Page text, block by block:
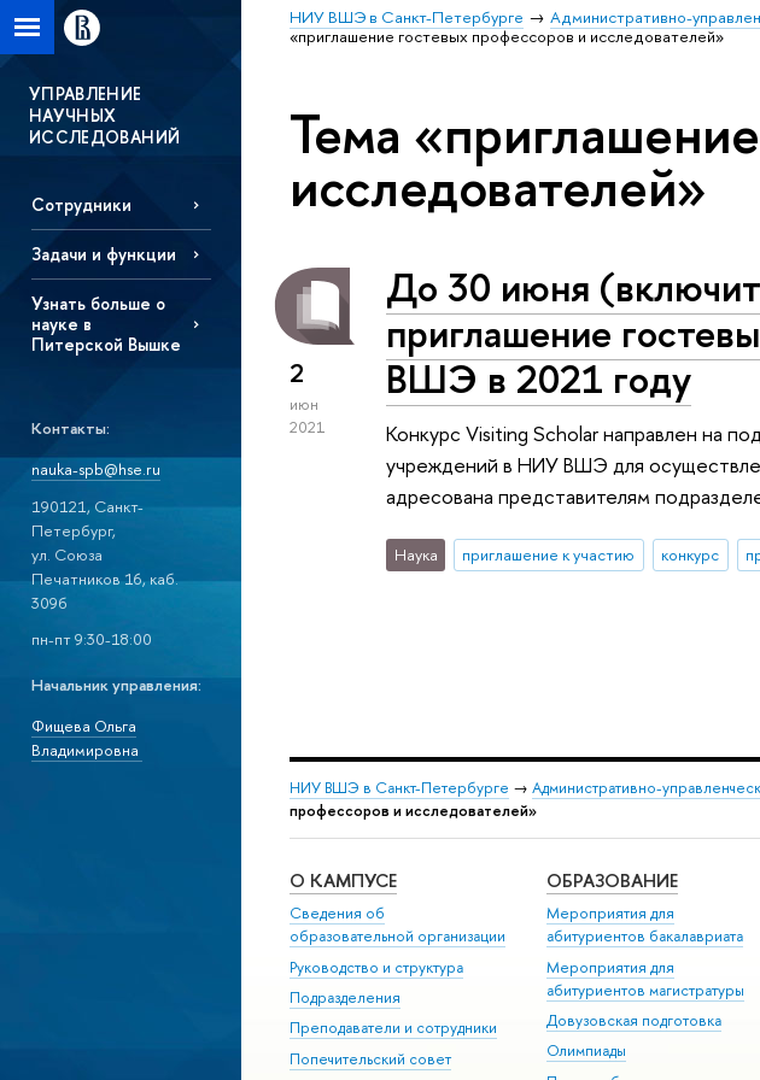
НИУ ВШЭ в Санкт-Петербурге Административно-
«приглашение гостевых профессоров и исследователей»
УПРАВЛЕНИЕ
НАУЧНЫХ
ИССЛЕДОВАНИЙ
Сотрудники
Задачи и функции
Узнать больше о
науке в
Питерской Вышке
Контакты:
nauka-spb@hse.ru
190121, Санкт-
Петербург,
ул. Союза
Печатников 16, каб.
309б
пн-пт 9:30-18:00
Начальник управления:
Фищева Ольга
Владимировна
Тема
исследователей»
2
июн
2021
До 30 июня
приглашение
ВШЭ в 2021 году
Конкурс Visiting Scholar направлен на
учреждений в НИУ ВШЭ для
адресована представителям
Наука приглашение к участию конкурс
НИУ ВШЭ в Санкт-Петербурге → Административно-
профессоров и исследователей»
О КАМПУСЕ
Сведения об
образовательной организации
Руководство и структура
Подразделения
Преподаватели и сотрудники
Попечительский совет
ОБРАЗОВАНИЕ
Мероприятия для
абитуриентов бакалавриата
Мероприятия для
абитуриентов магистратуры
Довузовская подготовка
Олимпиады